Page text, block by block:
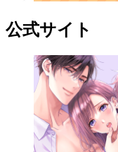
公式サイト